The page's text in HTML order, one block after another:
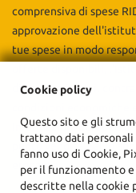
comprensiva di spese
approvazione
tue spese in modo
di sottoscrivere il
Informazioni Europee
punto vendita. Salvo
erogante.
Cookie policy
Questo sito e gli
trattano dati personali
fanno uso di Cookie,
per il funzionamento
descritte nella cookie